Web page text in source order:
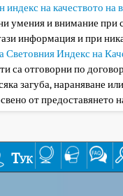
индекс на качеството на
умения и внимание при
информация и при
Световния Индекс на
са отговорни по
загуба, нараняване
от предоставянето
Тук